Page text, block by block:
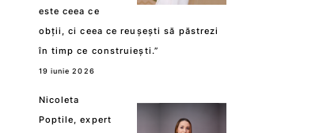
este ceea ce
obții, ci ceea ce reușești să păstrezi
în timp ce construiești.”
19 iunie 2026
Nicoleta
Poptile, expert